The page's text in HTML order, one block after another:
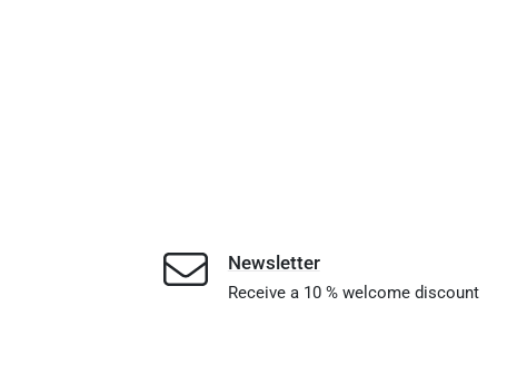
Newsletter
Receive a 10 % welcome discount